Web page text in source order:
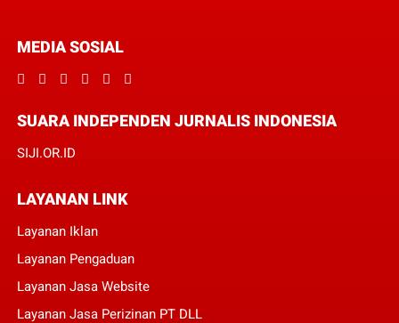
MEDIA SOSIAL
SUARA INDEPENDEN JURNALIS INDONESIA
SIJI.OR.ID
LAYANAN LINK
Layanan Iklan
Layanan Pengaduan
Layanan Jasa Website
Layanan Jasa Perizinan PT DLL